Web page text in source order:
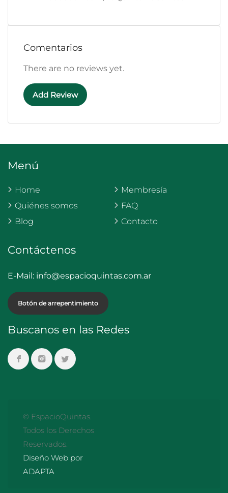
Comentarios
There are no reviews yet.
Add Review
Menú
Home
Quiénes somos
Blog
Membresía
FAQ
Contacto
Contáctenos
E-Mail: info@espacioquintas.com.ar
Botón de arrepentimiento
Buscanos en las Redes
© EspacioQuintas.
Todos los Derechos
Reservados.
Diseño Web por
ADAPTA